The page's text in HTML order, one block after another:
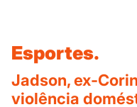
Esportes.
Jadson, ex-
violência